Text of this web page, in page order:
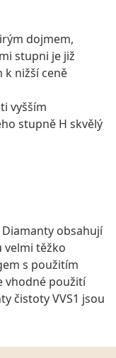
dojmem,
stupni je již
k nižší ceně
vyšším
stupně H skvělý
Diamanty obsahují
velmi těžko
s použitím
vhodné použití
čistoty VVS1 jsou